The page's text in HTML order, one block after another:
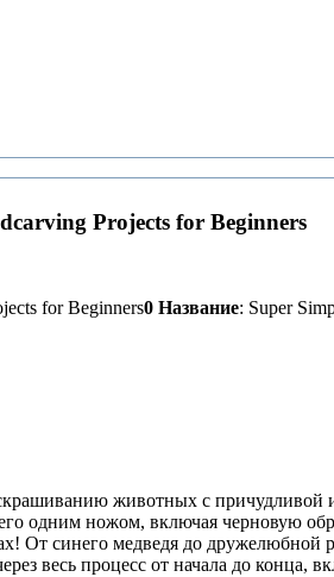
Projects for Beginners
0 Название: Super
животных с причудливой
одним ножом, включая черновую
От синего медведя до
весь процесс от начала до конца,